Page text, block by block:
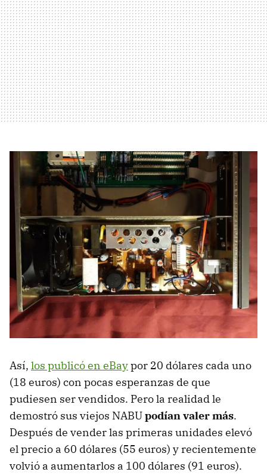
Así, los publicó en eBaypor 20 dólares cada uno
(18 euros) con pocas esperanzas de que
pudiesen ser vendidos. Pero la realidad le
demostró sus viejos NABUpodían valer más.
Después de vender las primeras unidades elevó
el precio a 60 dólares (55 euros) y recientemente
volvió a aumentarlos a 100 dólares (91 euros).